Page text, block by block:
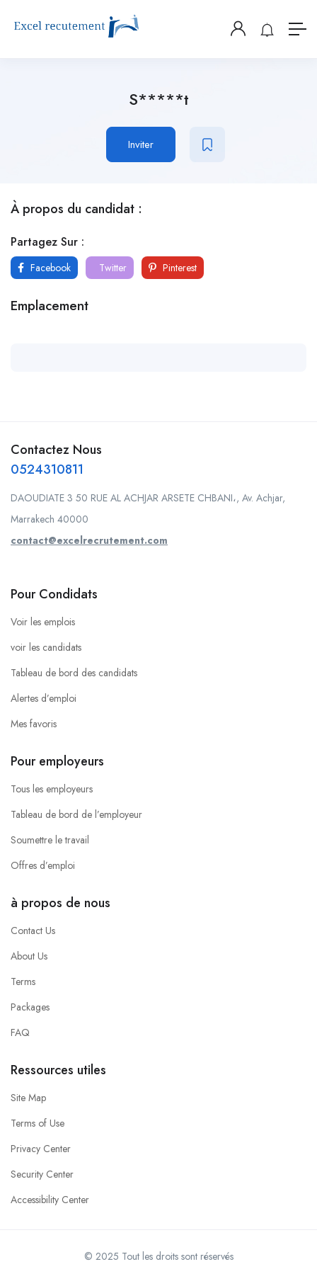
S*****t
Inviter
À propos du candidat :
Partagez Sur :
Facebook Twitter Pinterest
Emplacement
Contactez Nous
0524310811
DAOUDIATE 3 50 RUE AL ACHJAR ARSETE CHBANI،, Av. Achjar,
Marrakech 40000
contact@excelrecrutement.com
Pour Condidats
Voir les emplois
voir les candidats
Tableau de bord des candidats
Alertes d’emploi
Mes favoris
Pour employeurs
Tous les employeurs
Tableau de bord de l’employeur
Soumettre le travail
Offres d’emploi
à propos de nous
Contact Us
About Us
Terms
Packages
FAQ
Ressources utiles
Site Map
Terms of Use
Privacy Center
Security Center
Accessibility Center
© 2025 Tout les droits sont réservés